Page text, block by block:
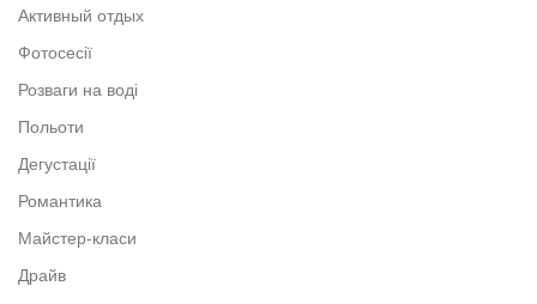
Активный отдых
Фотосесії
Розваги на воді
Польоти
Дегустації
Романтика
Майстер-класи
Драйв